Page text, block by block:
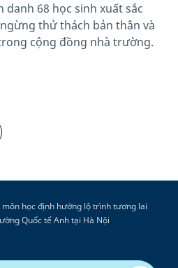
danh 68 học sinh xuất sắc
thử thách bản thân và
cộng đồng nhà trường.
môn học định hướng lộ trình tương lai
Quốc tế Anh tại Hà Nội